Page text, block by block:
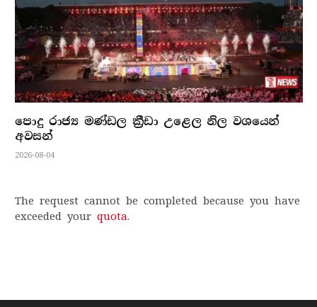
පොදු රාජ්‍ය මණ්ඩල ක්‍රීඩා උළෙල නිල වශයෙන්
අවසන්
2026-08-04
The request cannot be completed because you have
exceeded your quota.